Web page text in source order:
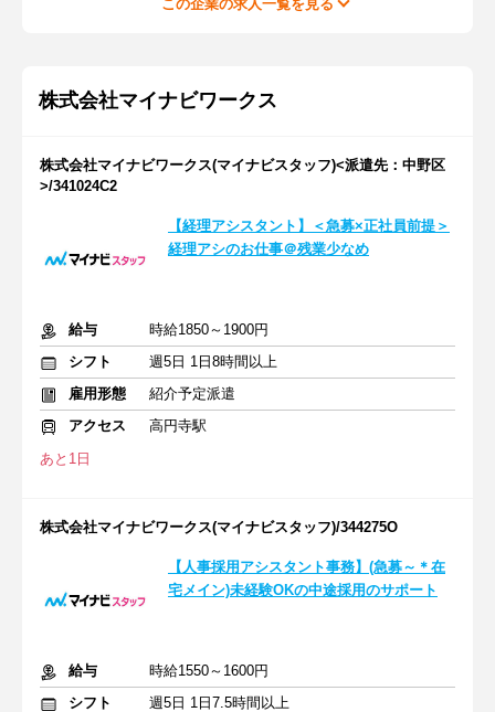
この企業の求人一覧を見る
株式会社マイナビワークス
株式会社マイナビワークス(マイナビスタッフ)<派遣先：中野区
>/341024C2
【経理アシスタント】＜急募×正社員前提＞
経理アシのお仕事＠残業少なめ
給与
時給1850～1900円
シフト
週5日 1日8時間以上
雇用形態
紹介予定派遣
アクセス
高円寺駅
あと1日
株式会社マイナビワークス(マイナビスタッフ)/344275O
【人事採用アシスタント事務】(急募～＊在
宅メイン)未経験OKの中途採用のサポート
給与
時給1550～1600円
シフト
週5日 1日7.5時間以上